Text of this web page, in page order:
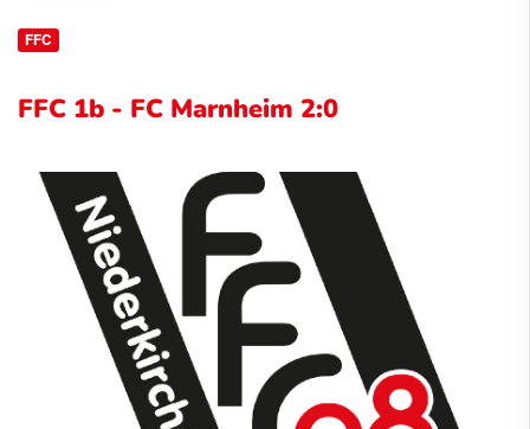
FFC
FFC 1b - FC Marnheim 2:0